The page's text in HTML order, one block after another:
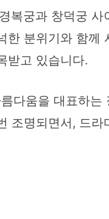
복궁과 창덕궁
한 분위기와 함
받고 있습니다.
다움을 대표하
조명되면서, 드